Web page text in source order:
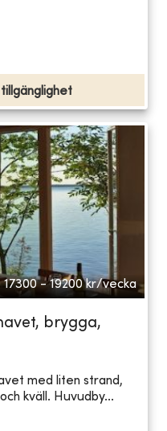
17300 - 19200 kr/vecka
brygga,
med liten strand,
kväll. Huvudby...